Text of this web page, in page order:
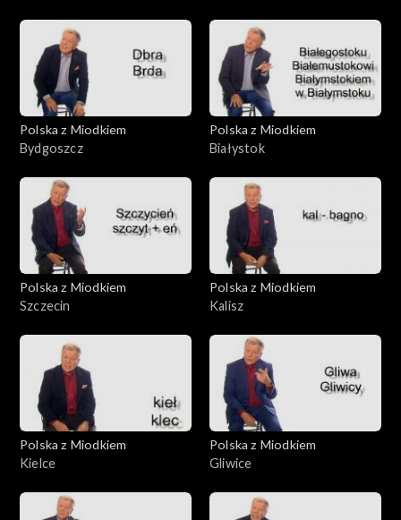
Polska z Miodkiem
Bydgoszcz
Polska z Miodkiem
Białystok
Polska z Miodkiem
Szczecin
Polska z Miodkiem
Kalisz
Polska z Miodkiem
Kielce
Polska z Miodkiem
Gliwice